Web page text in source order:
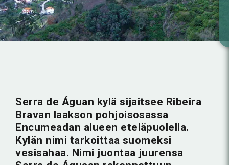
Serra de Águan kylä sijaitsee Ribeira
Bravan laakson pohjoisosassa
Encumeadan alueen eteläpuolella.
Kylän nimi tarkoittaa suomeksi
vesisahaa. Nimi juontaa juurensa